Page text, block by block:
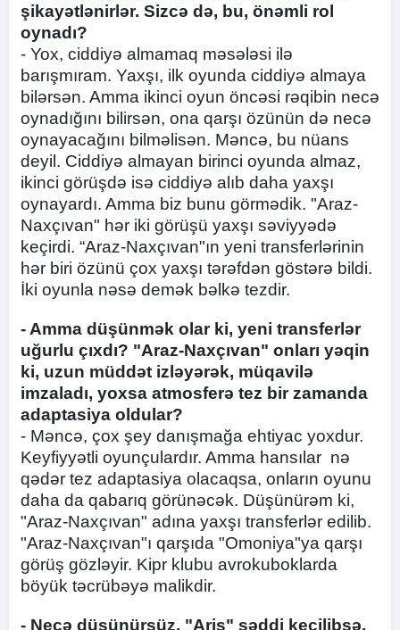
şikayətlənirlər. Sizcə də, bu, önəmli rol
oynadı?
- Yox, ciddiyə almamaq məsələsi ilə
barışmıram. Yaxşı, ilk oyunda ciddiyə almaya
bilərsən. Amma ikinci oyun öncəsi rəqibin necə
oynadığını bilirsən, ona qarşı özünün də necə
oynayacağını bilməlisən. Məncə, bu nüans
deyil. Ciddiyə almayan birinci oyunda almaz,
ikinci görüşdə isə ciddiyə alıb daha yaxşı
oynayardı. Amma biz bunu görmədik. "Araz-
Naxçıvan" hər iki görüşü yaxşı səviyyədə
keçirdi. “Araz-Naxçıvan"ın yeni transferlərinin
hər biri özünü çox yaxşı tərəfdən göstərə bildi.
İki oyunla nəsə demək bəlkə tezdir.
- Amma düşünmək olar ki, yeni transferlər
uğurlu çıxdı? "Araz-Naxçıvan" onları yəqin
ki, uzun müddət izləyərək, müqavilə
imzaladı, yoxsa atmosferə tez bir zamanda
adaptasiya oldular?
- Məncə, çox şey danışmağa ehtiyac yoxdur.
Keyfiyyətli oyunçulardır. Amma hansılar nə
qədər tez adaptasiya olacaqsa, onların oyunu
daha da qabarıq görünəcək. Düşünürəm ki,
"Araz-Naxçıvan" adına yaxşı transferlər edilib.
"Araz-Naxçıvan"ı qarşıda "Omoniya"ya qarşı
görüş gözləyir. Kipr klubu avrokuboklarda
böyük təcrübəyə malikdir.
- Necə düşünürsüz, "Aris" səddi keçilibsə,